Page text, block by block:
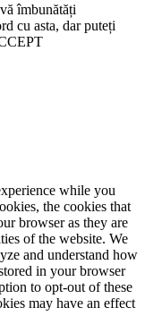
îmbunătăți
cu asta, dar puteți
while you
the cookies that
browser as they are
of the website. We
and understand how
in your browser
to opt-out of these
may have an effect